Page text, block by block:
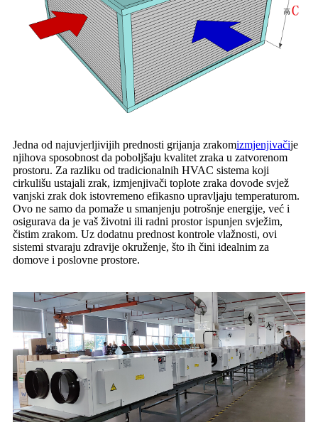
Jedna od najuvjerljivijih prednosti grijanja zrakomizmjenjivačije
njihova sposobnost da poboljšaju kvalitet zraka u zatvorenom
prostoru. Za razliku od tradicionalnih HVAC sistema koji
cirkulišu ustajali zrak, izmjenjivači toplote zraka dovode svjež
vanjski zrak dok istovremeno efikasno upravljaju temperaturom.
Ovo ne samo da pomaže u smanjenju potrošnje energije, već i
osigurava da je vaš životni ili radni prostor ispunjen svježim,
čistim zrakom. Uz dodatnu prednost kontrole vlažnosti, ovi
sistemi stvaraju zdravije okruženje, što ih čini idealnim za
domove i poslovne prostore.